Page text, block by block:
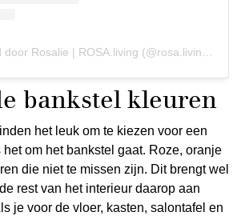
Een bericht gedeeld door Rosalie | ROSA.living (@rosa.living__)
bankstel kleuren
het leuk om te kiezen voor een
om het bankstel gaat. Roze, oranje
die niet te missen zijn. Dit brengt wel
rest van het interieur daarop aan
je voor de vloer, kasten, salontafel en